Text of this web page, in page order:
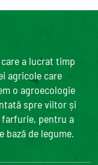
a lucrat timp
agricole care
o agroecologie
spre viitor și
farfurie, pentru a
bază de legume.